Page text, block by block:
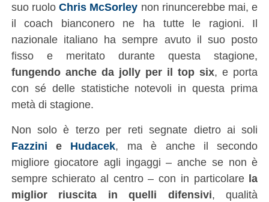
suo ruoloChris McSorley non rinuncerebbe mai, e
il coach bianconero ne ha tutte le ragioni. Il
nazionale italiano ha sempre avuto il suo posto
fisso e meritato durante questa stagione,
fungendo anche da jolly per il top six, e porta
con sé delle statistiche notevoli in questa prima
metà di stagione.
Non solo è terzo per reti segnate dietro ai soli
Fazzini e Hudacek, ma è anche il secondo
migliore giocatore agli ingaggi – anche se non è
sempre schierato al centro – con in particolare la
miglior riuscita in quelli difensivi, qualità